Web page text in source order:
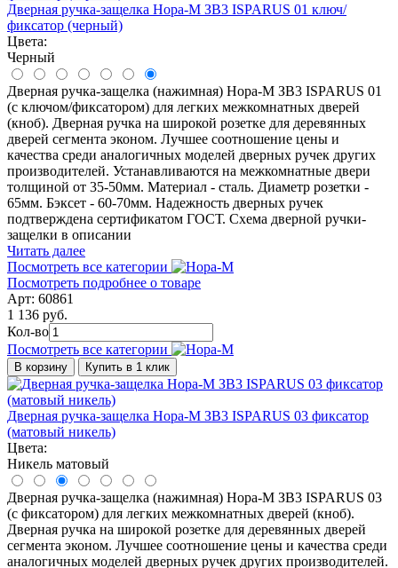
Дверная ручка-защелка Нора-М ЗВ3 ISPARUS 01 ключ/
фиксатор (черный)
Цвета:
Черный
Дверная ручка-защелка (нажимная) Нора-М ЗВ3 ISPARUS 01
(с ключом/фиксатором) для легких межкомнатных дверей
(кноб). Дверная ручка на широкой розетке для деревянных
дверей сегмента эконом. Лучшее соотношение цены и
качества среди аналогичных моделей дверных ручек других
производителей. Устанавливаются на межкомнатные двери
толщиной от 35-50мм. Материал - сталь. Диаметр розетки -
65мм. Бэксет - 60-70мм. Надежность дверных ручек
подтверждена сертификатом ГОСТ. Схема дверной ручки-
защелки в описании
Читать далее
Посмотреть все категории
Посмотреть подробнее о товаре
Арт: 60861
1 136 руб.
Кол-во
Посмотреть все категории
В корзину Купить в 1 клик
Дверная ручка-защелка Нора-М ЗВ3 ISPARUS 03 фиксатор
(матовый никель)
Цвета:
Никель матовый
Дверная ручка-защелка (нажимная) Нора-М ЗВ3 ISPARUS 03
(с фиксатором) для легких межкомнатных дверей (кноб).
Дверная ручка на широкой розетке для деревянных дверей
сегмента эконом. Лучшее соотношение цены и качества среди
аналогичных моделей дверных ручек других производителей.